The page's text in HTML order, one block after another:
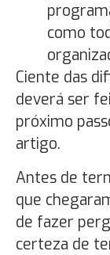
como
Ciente das
deverá ser
próximo
artigo.
Antes de
que
de fazer
certeza de